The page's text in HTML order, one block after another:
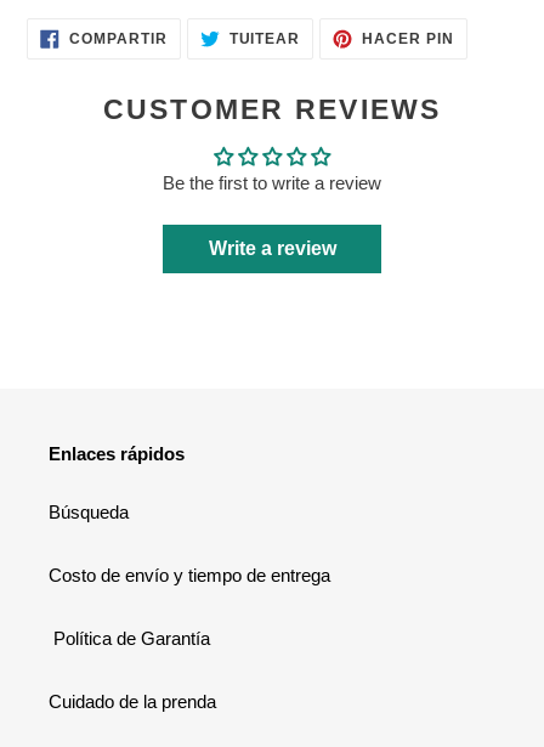
COMPARTIR COMPARTIRTUITEAR TUITEARHACER PIN
CUSTOMER REVIEWS
Be the first to write a review
Write a review
Enlaces rápidos
Búsqueda
Costo de envío y tiempo de entrega
Política de Garantía
Cuidado de la prenda